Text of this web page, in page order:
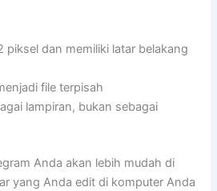
piksel dan memiliki latar belakang
file terpisah
lampiran, bukan sebagai
Anda akan lebih mudah di
yang Anda edit di komputer Anda